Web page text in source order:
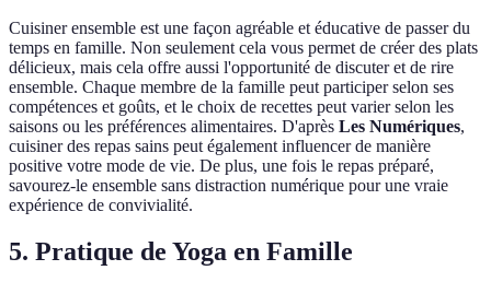
Cuisiner ensemble est une façon agréable et éducative de passer du
temps en famille. Non seulement cela vous permet de créer des plats
délicieux, mais cela offre aussi l'opportunité de discuter et de rire
ensemble. Chaque membre de la famille peut participer selon ses
compétences et goûts, et le choix de recettes peut varier selon les
saisons ou les préférences alimentaires. D'après Les Numériques,
cuisiner des repas sains peut également influencer de manière
positive votre mode de vie. De plus, une fois le repas préparé,
savourez-le ensemble sans distraction numérique pour une vraie
expérience de convivialité.
5. Pratique de Yoga en Famille